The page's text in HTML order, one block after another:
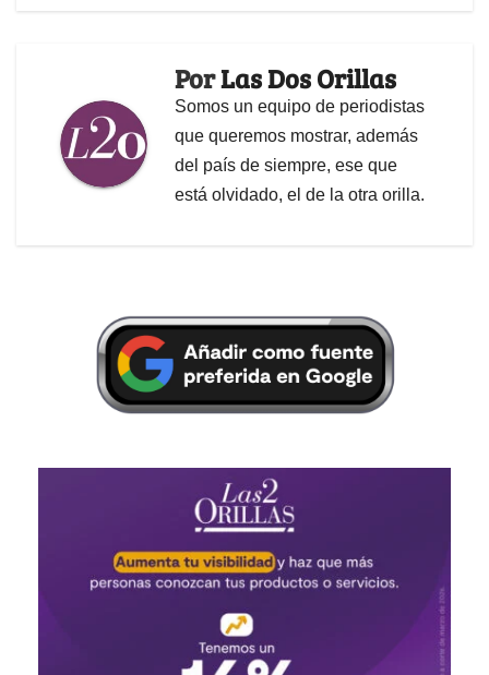
PorLas Dos Orillas
Somos un equipo de periodistas
que queremos mostrar, además
del país de siempre, ese que
está olvidado, el de la otra orilla.